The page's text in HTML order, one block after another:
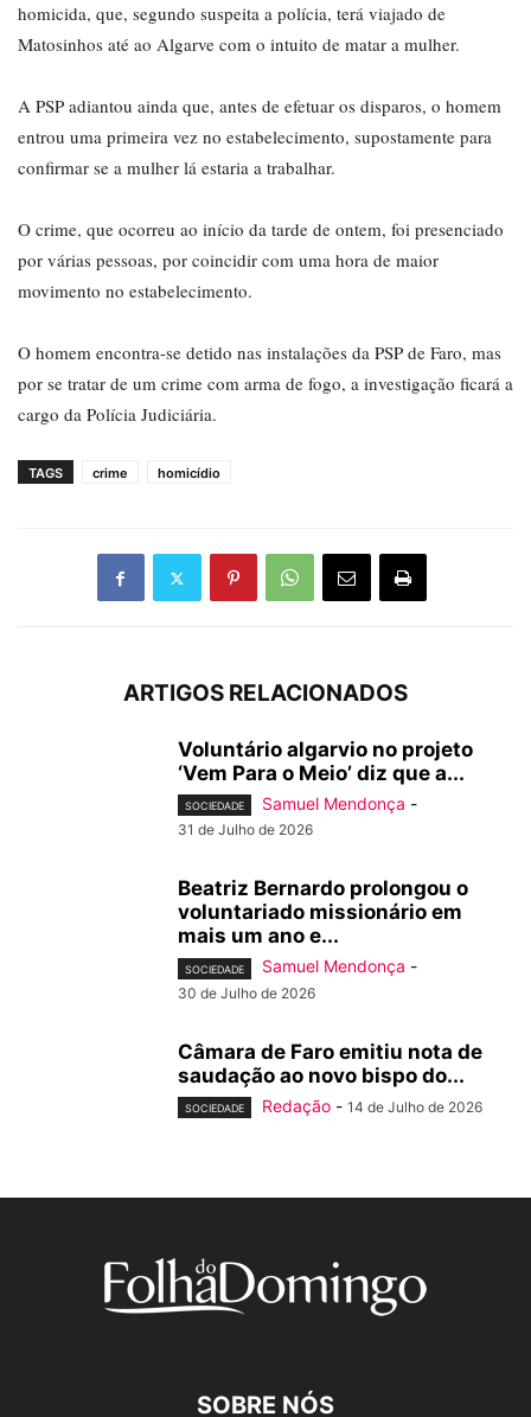
homicida, que, segundo suspeita a polícia, terá viajado de
Matosinhos até ao Algarve com o intuito de matar a mulher.
A PSP adiantou ainda que, antes de efetuar os disparos, o homem
entrou uma primeira vez no estabelecimento, supostamente para
confirmar se a mulher lá estaria a trabalhar.
O crime, que ocorreu ao início da tarde de ontem, foi presenciado
por várias pessoas, por coincidir com uma hora de maior
movimento no estabelecimento.
O homem encontra-se detido nas instalações da PSP de Faro, mas
por se tratar de um crime com arma de fogo, a investigação ficará a
cargo da Polícia Judiciária.
TAGS crime homicídio
ARTIGOS RELACIONADOS
Voluntário algarvio no projeto
‘Vem Para o Meio’ diz que a...
SOCIEDADE Samuel Mendonça -
31 de Julho de 2026
Beatriz Bernardo prolongou o
voluntariado missionário em
mais um ano e...
SOCIEDADE Samuel Mendonça -
30 de Julho de 2026
Câmara de Faro emitiu nota de
saudação ao novo bispo do...
SOCIEDADE Redação - 14 de Julho de 2026
SOBRE NÓS